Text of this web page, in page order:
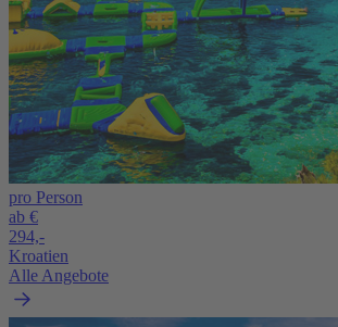
pro Person
ab €
294,-
Kroatien
Alle Angebote